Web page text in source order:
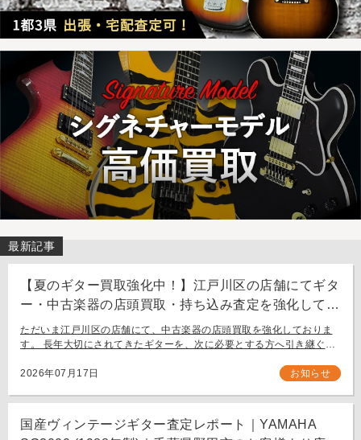
最新記事
【夏のギター買取強化中！】江戸川区の店舗にてギタ
ー・中古楽器の店頭買取・持ち込み査定を強化してお
ります。
ただいま江戸川区の店舗にて、中古楽器の店頭買取を強化しておりま
す。 長年大切にされてきたギターを、次に必要とする方へ引き継ぐお
ち込み査定も大歓迎です。
2026年07月17日 お知らせ
国産ヴィンテージギター査定レポート｜YAMAHA